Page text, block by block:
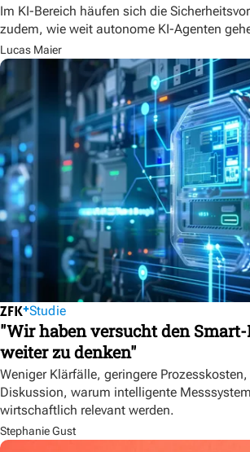
Im KI-Bereich häufen sich die
zudem, wie weit autonome KI-Agenten
Lucas Maier
Studie
"Wir haben versucht den
weiter zu denken"
Weniger Klärfälle, geringere
Diskussion, warum intelligente
wirtschaftlich relevant werden.
Stephanie Gust